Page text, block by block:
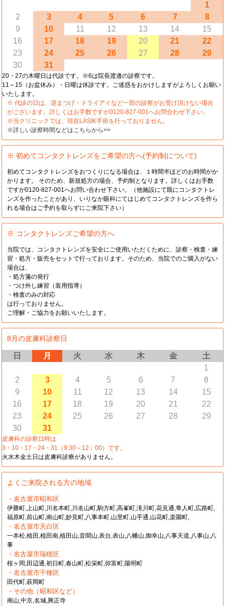
1
2
3 4 5 6 7
8
9
10 11 12 13 14
15
16
17 18 19 20 21
22
23
24 25 26 27 28
29
30
31
20・27の木曜日は代診です。※6は院長渡邊の診察です。
11～15（お盆休み）・日曜は休診です。ご迷惑をおかけしますがよろしくお願い
いたします。
※ 代診の日は、逆まつげ・ドライアイなど一部の診察がお受け頂けない場合
がございます。詳しくはお手数ですが0120-827-001へお問合わせ下さい。
※当クリニックでは、現在LASIK手術を行っておりません。
※詳しい診察時間などはこちらから>>
※ 初めてコンタクトレンズをご希望の方へ(予約制について)
初めてコンタクトレンズをおつくりになる場合は、１時間半ほどのお時間がか
かります。 そのため、新規処方の場合、予約制となります。詳しくはお手数
ですが0120-827-001へお問い合わせ下さい。（他施設にて既にコンタクトレ
ンズを作ったことがあり、いりなか眼科にてはじめてコンタクトレンズを作ら
れる場合はご予約を取らずにご来院下さい）
※ コンタクトレンズご希望の方へ
当院では、コンタクトレンズを安全にご使用いただくために、診察・検査・練
習・処方・販売をセットで行っております。そのため、当院でのご購入がない
場合は、
・処方箋の発行
・つけ外し練習（装用指導）
・検査のみの対応
は行っておりません。
ご理解・ご協力をお願いいたします。
8月の皮膚科診察日
日 月 火 水 木 金
土
1
2
3 4 5 6 7
8
9
10 11 12 13 14
15
16
17 18 19 20 21
22
23
24 25 26 27 28
29
30
31
皮膚科の診察日時は
3・10・17・24・31（9:30～12：00）です。
火水木金土日は皮膚科診療がありません。
よくご来院される方の地域
・名古屋市昭和区
伊勝町,上山町,川名本町,川名山町,駒方町,高峯町,滝川町,花見通,隼人町,広路町,
福原町,前山町,南山町,妙見町,八事本町,山里町,山手通,山花町,楽園町,
・名古屋市天白区
一本松,植田,植田南,植田山,音聞山,表台,表山,八幡山,御幸山,八事天道,八事山,八
事
・名古屋市瑞穂区
桜ヶ岡,田辺通,初日町,春山町,松栄町,弥富町,陽明町
・名古屋市千種区
田代町,萩岡町
・その他（昭和区など）
南山,中京,名城,興正寺